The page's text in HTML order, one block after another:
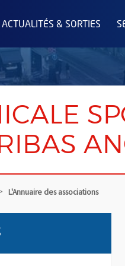
ACTUALITÉS & SORTIES
L'Annuaire des associations